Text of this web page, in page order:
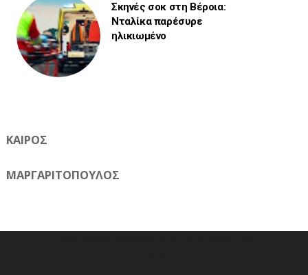
Σκηνές σοκ στη Βέροια:
Νταλίκα παρέσυρε
ηλικιωμένο
ΚΑΙΡΟΣ
ΜΑΡΓΑΡΙΤΟΠΟΥΛΟΣ